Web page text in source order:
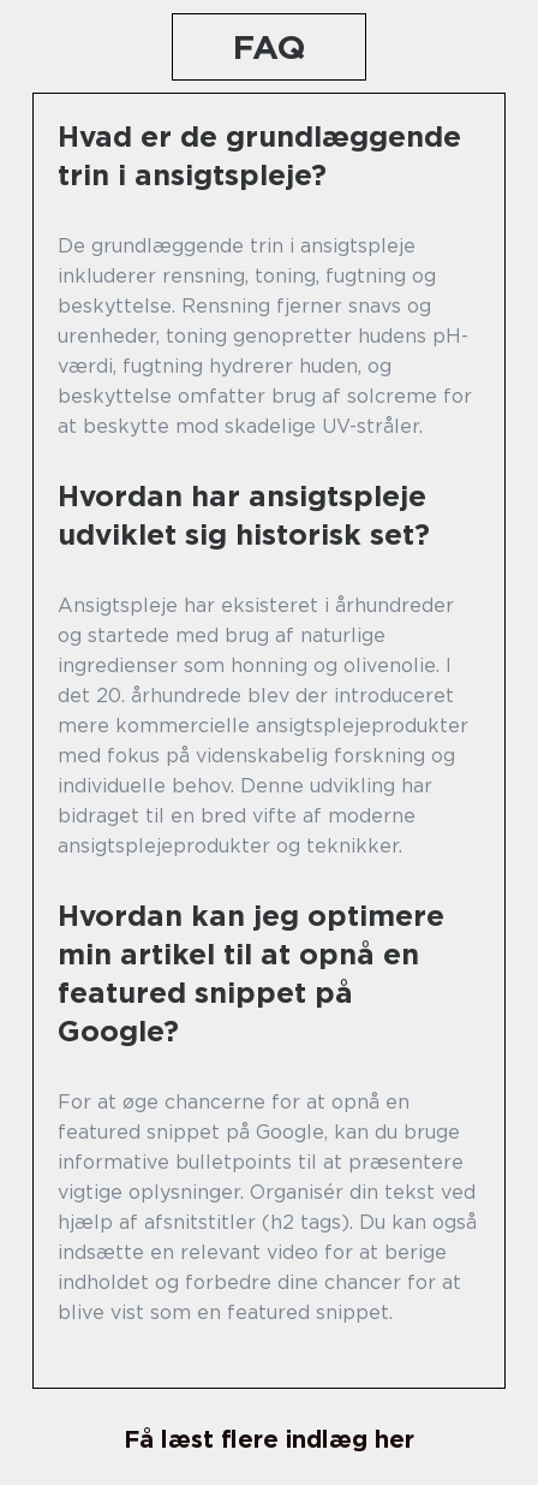
FAQ
Hvad er de grundlæggende
trin i ansigtspleje?
De grundlæggende trin i ansigtspleje
inkluderer rensning, toning, fugtning og
beskyttelse. Rensning fjerner snavs og
urenheder, toning genopretter hudens pH-
værdi, fugtning hydrerer huden, og
beskyttelse omfatter brug af solcreme for
at beskytte mod skadelige UV-stråler.
Hvordan har ansigtspleje
udviklet sig historisk set?
Ansigtspleje har eksisteret i århundreder
og startede med brug af naturlige
ingredienser som honning og olivenolie. I
det 20. århundrede blev der introduceret
mere kommercielle ansigtsplejeprodukter
med fokus på videnskabelig forskning og
individuelle behov. Denne udvikling har
bidraget til en bred vifte af moderne
ansigtsplejeprodukter og teknikker.
Hvordan kan jeg optimere
min artikel til at opnå en
featured snippet på
Google?
For at øge chancerne for at opnå en
featured snippet på Google, kan du bruge
informative bulletpoints til at præsentere
vigtige oplysninger. Organisér din tekst ved
hjælp af afsnitstitler (h2 tags). Du kan også
indsætte en relevant video for at berige
indholdet og forbedre dine chancer for at
blive vist som en featured snippet.
Få læst flere indlæg her